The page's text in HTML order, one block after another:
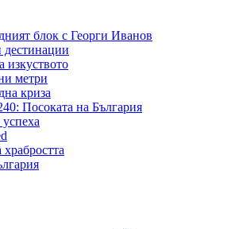
блок с Георги Иванов
изкуството
метри
криза
Посоката на България